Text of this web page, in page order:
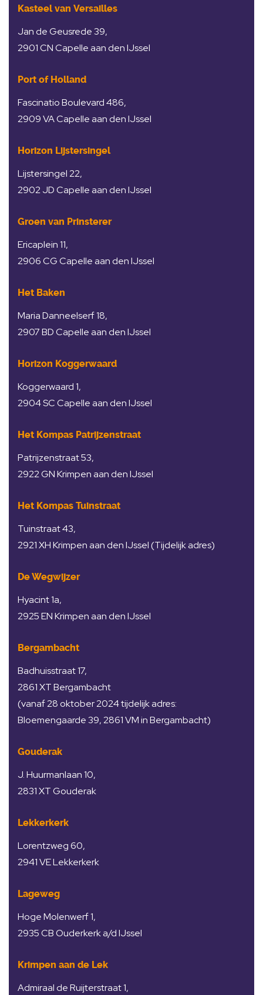
Kasteel van Versailles
Jan de Geusrede 39,
2901 CN Capelle aan den IJssel
Port of Holland
Fascinatio Boulevard 486,
2909 VA Capelle aan den IJssel
Horizon Lijstersingel
Lijstersingel 22,
2902 JD Capelle aan den IJssel
Groen van Prinsterer
Ericaplein 11,
2906 CG Capelle aan den IJssel
Het Baken
Maria Danneelserf 18,
2907 BD Capelle aan den IJssel
Horizon Koggerwaard
Koggerwaard 1,
2904 SC Capelle aan den IJssel
Het Kompas Patrijzenstraat
Patrijzenstraat 53,
2922 GN Krimpen aan den IJssel
Het Kompas Tuinstraat
Tuinstraat 43,
2921 XH Krimpen aan den IJssel (Tijdelijk adres)
De Wegwijzer
Hyacint 1a,
2925 EN Krimpen aan den IJssel
Bergambacht
Badhuisstraat 17,
2861 XT Bergambacht
(vanaf 28 oktober 2024 tijdelijk adres:
Bloemengaarde 39, 2861 VM in Bergambacht)
Gouderak
J. Huurmanlaan 10,
2831 XT Gouderak
Lekkerkerk
Lorentzweg 60,
2941 VE Lekkerkerk
Lageweg
Hoge Molenwerf 1,
2935 CB Ouderkerk a/d IJssel
Krimpen aan de Lek
Admiraal de Ruijterstraat 1,